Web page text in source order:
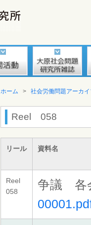
ホーム > 社会労働問題アーカ
Reel 058
リール 資料名
Reel
058
争議 各